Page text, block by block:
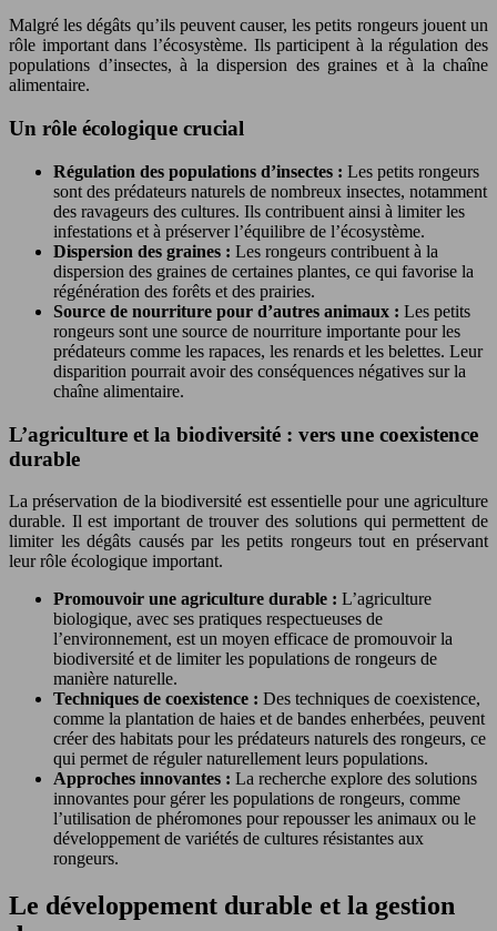
Malgré les dégâts qu’ils peuvent causer, les petits rongeurs jouent un
rôle important dans l’écosystème. Ils participent à la régulation des
populations d’insectes, à la dispersion des graines et à la chaîne
alimentaire.
Un rôle écologique crucial
Régulation des populations d’insectes : Les petits rongeurs
sont des prédateurs naturels de nombreux insectes, notamment
des ravageurs des cultures. Ils contribuent ainsi à limiter les
infestations et à préserver l’équilibre de l’écosystème.
Dispersion des graines : Les rongeurs contribuent à la
dispersion des graines de certaines plantes, ce qui favorise la
régénération des forêts et des prairies.
Source de nourriture pour d’autres animaux : Les petits
rongeurs sont une source de nourriture importante pour les
prédateurs comme les rapaces, les renards et les belettes. Leur
disparition pourrait avoir des conséquences négatives sur la
chaîne alimentaire.
L’agriculture et la biodiversité : vers une coexistence
durable
La préservation de la biodiversité est essentielle pour une agriculture
durable. Il est important de trouver des solutions qui permettent de
limiter les dégâts causés par les petits rongeurs tout en préservant
leur rôle écologique important.
Promouvoir une agriculture durable : L’agriculture
biologique, avec ses pratiques respectueuses de
l’environnement, est un moyen efficace de promouvoir la
biodiversité et de limiter les populations de rongeurs de
manière naturelle.
Techniques de coexistence : Des techniques de coexistence,
comme la plantation de haies et de bandes enherbées, peuvent
créer des habitats pour les prédateurs naturels des rongeurs, ce
qui permet de réguler naturellement leurs populations.
Approches innovantes : La recherche explore des solutions
innovantes pour gérer les populations de rongeurs, comme
l’utilisation de phéromones pour repousser les animaux ou le
développement de variétés de cultures résistantes aux
rongeurs.
Le développement durable et la gestion